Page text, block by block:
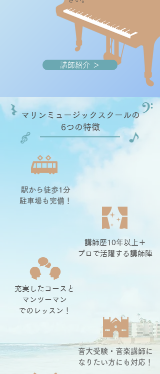
講師紹介 ＞
​マリンミュージックスクールの
​6つの特徴
音大受験・音楽講師に
なりたい方にも対応！
駅から徒歩1分
駐車場も完備！
講師歴10年以上＋
プロで活躍する講師陣
充実したコース​と
マンツーマン
でのレッスン！